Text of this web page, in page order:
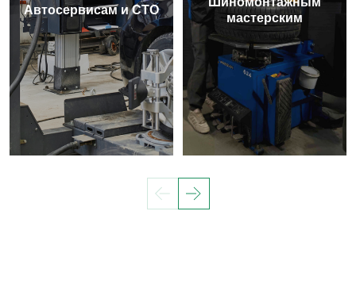
Автосервисам и СТО
мастерским